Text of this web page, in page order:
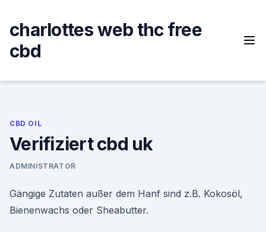
content
charlottes web thc free
cbd
CBD OIL
Verifiziert cbd uk
ADMINISTRATOR
Gängige Zutaten außer dem Hanf sind z.B. Kokosöl,
Bienenwachs oder Sheabutter.